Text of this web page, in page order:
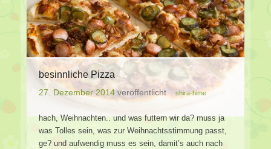
besinnliche Pizza
27. Dezember 2014 veröffentlicht shira-hime
hach, Weihnachten.. und was futtern wir da? muss ja
was Tolles sein, was zur Weihnachtsstimmung passt,
ge? und aufwendig muss es sein, damit’s auch nach